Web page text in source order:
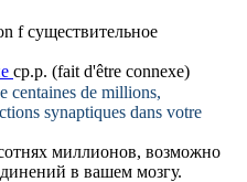
f существительное
ср.р. (fait d'être connexe)
centaines de millions,
synaptiques dans votre
миллионов, возможно
в вашем мозгу.